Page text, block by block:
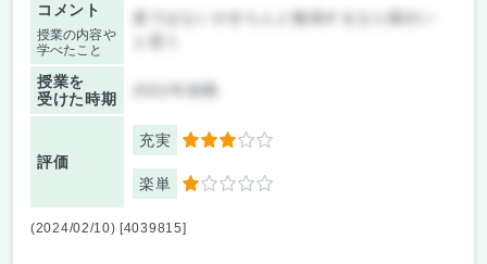
コメント
授業の内容や
学べたこと
楽ではないがきちんと勉強するなら面白い
授業を
受けた時期
評価
充実 3
楽単 1
(2024/02/10) [4039815]